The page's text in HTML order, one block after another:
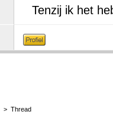
Tenzij ik het
> Thread